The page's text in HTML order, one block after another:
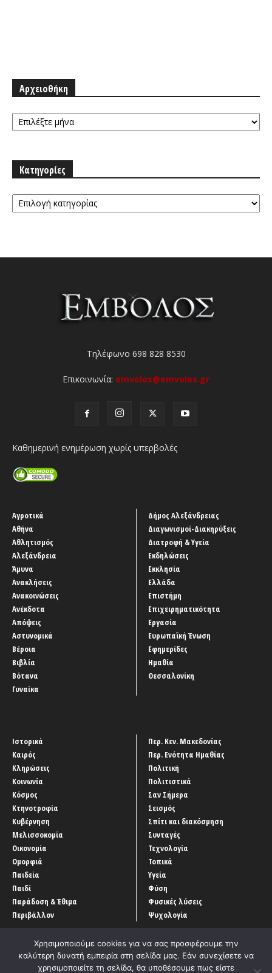
Αρχειοθήκη
Αρχειοθήκη
Κατηγορίες
Κατηγορίες
Τηλέφωνο 698 828 8530
Επικοινωνία: emvolos@emvolos.gr
Καθημερινή ενημέρωση χωρίς υπερβολές
Αγροτικά
Αθήνα
Αθλητισμός
Αλεξάνδρεια
Άμυνα
Ανακλήσεις
Ανακοινώσεις
Ανέκδοτα
Απόψεις
Αστυνομικά
Βέροια
Βιβλία
Βότανα
Γυναίκα
Δήμος Αλεξάνδρειας
Διαγωνισμοί-Διακηρύξεις
Διατροφή & Υγεία
Εκδηλώσεις
Εκκλησία
Ελλάδα
Επιστήμη
Επιχειρηματικότητα
Εργασία
Ευρωπαϊκή Ένωση
Εφημερίδες
Ημαθία
Θεσσαλονίκη
Ιστορικά
Καιρός
Κληρώσεις
Κοινωνία
Κόσμος
Κτηνοτροφία
Κυβέρνηση
Μελισσοκομία
Οικονομία
Ομορφιά
Παιδεία
Παιδί
Παράδοση & Έθιμα
Περιβάλλον
Περ. Κεν. Μακεδονίας
Περ. Ενότητα Ημαθίας
Πολιτική
Πολιτιστικά
Σαν Σήμερα
Σεισμός
Σπίτι και διακόσμηση
Συνταγές
Τεχνολογία
Τοπικά
Υγεία
Φύση
Φυσικές λύσεις
Ψυχολογία
Χρησιμοποιούμε cookies για να σας προσφέρουμε την
καλύτερη δυνατή εμπειρία στη σελίδα μας. Εάν συνεχίσετε να
χρησιμοποιείτε τη σελίδα, θα υποθέσουμε πως είστε